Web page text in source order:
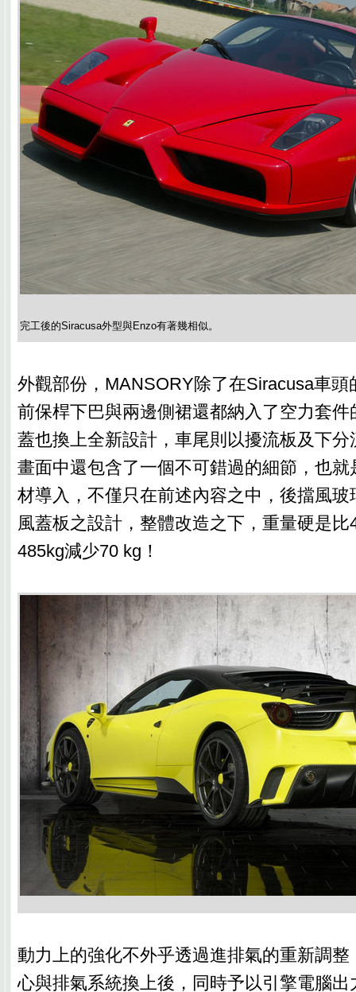
完工後的Siracusa外型與Enzo有著幾相似。
外觀部份，MANSORY除了在Siracusa車頭
前保桿下巴與兩邊側裙還都納入了空力套
蓋也換上全新設計，車尾則以擾流板及下
畫面中還包含了一個不可錯過的細節，也
材導入，不僅只在前述內容之中，後擋風
風蓋板之設計，整體改造之下，重量硬是
485kg減少70 kg！
動力上的強化不外乎透過進排氣的重新調
心與排氣系統換上後，同時予以引擎電腦